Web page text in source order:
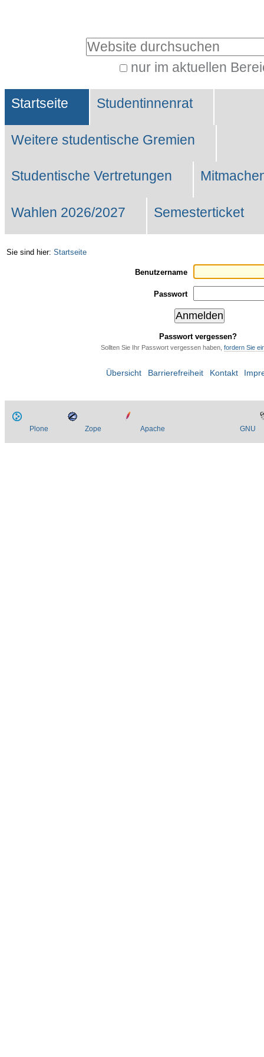
Website durchsuchen
nur im aktuellen
Suche…
Sektionen
Startseite Studentinnenrat
Weitere studentische Gremien
Studentische Vertretungen
Wahlen 2026/2027 Semesterticket
Sie sind hier: Startseite
Benutzername
Passwort
Passwort vergessen?
Sollten Sie Ihr Passwort vergessen haben, fordern Sie
Übersicht Barrierefreiheit Kontakt
Plone Zope Apache GNU